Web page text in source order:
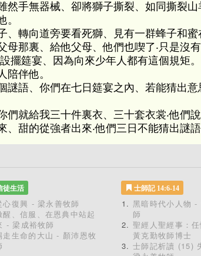
手無器械、卻將獅子撕裂、如同撕裂山
。
、轉向道旁要看死獅、見有一群蜂子和蜜
那裏、給他父母、他們也喫了‧只是沒
擺筵宴、因為向來少年人都有這個規矩。
陪伴他。
謎語、你們在七日筵宴之內、若能猜出
就給我三十件裏衣、三十套衣裳‧他們
甜的從強者出來‧他們三日不能猜出謎語
徒生活
心復興 - 梁永善牧師
醒、信服、在恩典中站起
- 梁成裕牧師
走生命的大山 - 顏沛恩牧
士師記 14:6-14
黑暗時代小人物 -
師
聖經人聖經事：
黃克勤牧師博士
士師記析讀 (15)